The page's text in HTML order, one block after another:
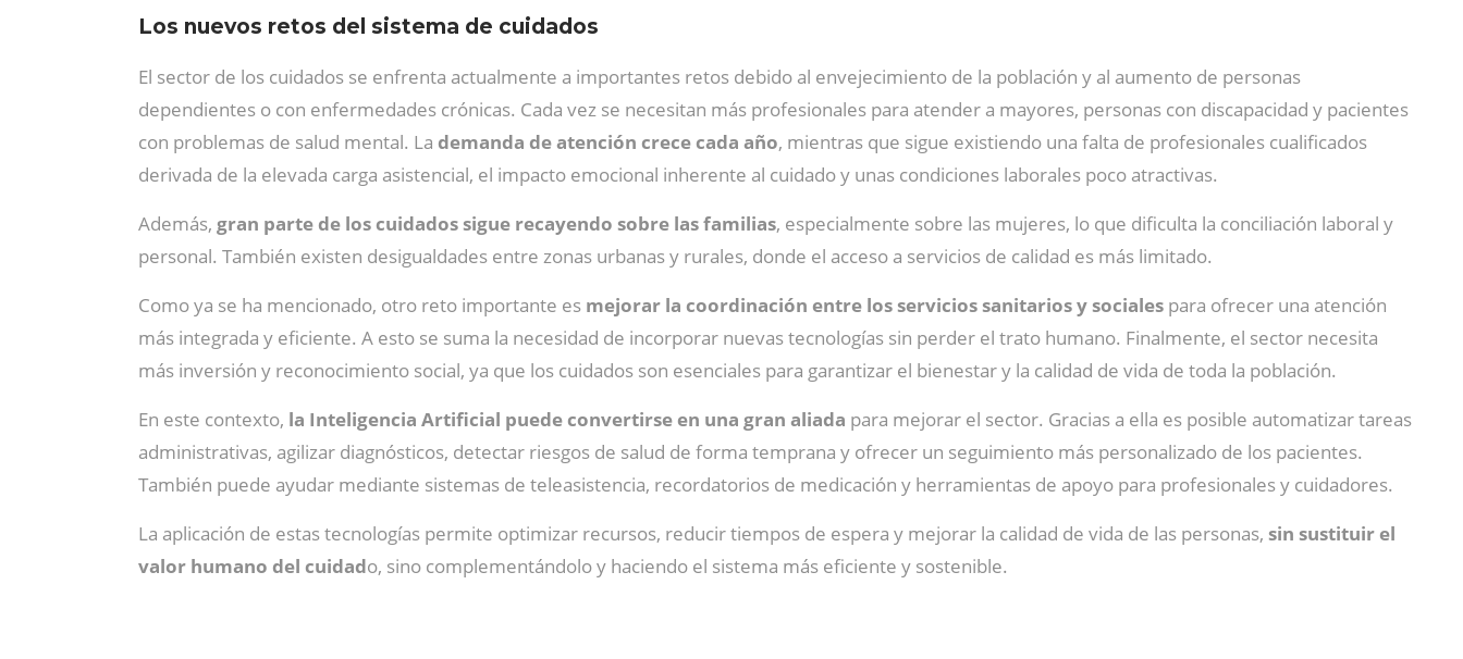
Los nuevos retos del sistema de cuidados
El sector de los cuidados se enfrenta actualmente a importantes retos debido al envejecimiento de la población y al aumento de personas
dependientes o con enfermedades crónicas. Cada vez se necesitan más profesionales para atender a mayores, personas con discapacidad y pacientes
con problemas de salud mental. La demanda de atención crece cada año, mientras que sigue existiendo una falta de profesionales cualificados
derivada de la elevada carga asistencial, el impacto emocional inherente al cuidado y unas condiciones laborales poco atractivas.
Además, gran parte de los cuidados sigue recayendo sobre las familias, especialmente sobre las mujeres, lo que dificulta la conciliación laboral y
personal. También existen desigualdades entre zonas urbanas y rurales, donde el acceso a servicios de calidad es más limitado.
Como ya se ha mencionado, otro reto importante es mejorar la coordinación entre los servicios sanitarios y sociales para ofrecer una atención
más integrada y eficiente. A esto se suma la necesidad de incorporar nuevas tecnologías sin perder el trato humano. Finalmente, el sector necesita
más inversión y reconocimiento social, ya que los cuidados son esenciales para garantizar el bienestar y la calidad de vida de toda la población.
En este contexto, la Inteligencia Artificial puede convertirse en una gran aliada para mejorar el sector. Gracias a ella es posible automatizar tareas
administrativas, agilizar diagnósticos, detectar riesgos de salud de forma temprana y ofrecer un seguimiento más personalizado de los pacientes.
También puede ayudar mediante sistemas de teleasistencia, recordatorios de medicación y herramientas de apoyo para profesionales y cuidadores.
La aplicación de estas tecnologías permite optimizar recursos, reducir tiempos de espera y mejorar la calidad de vida de las personas, sin sustituir el
valor humano del cuidado, sino complementándolo y haciendo el sistema más eficiente y sostenible.